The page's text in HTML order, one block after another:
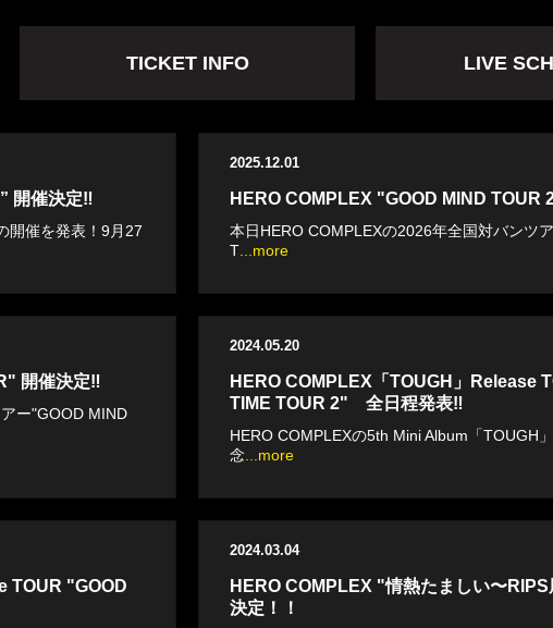
TICKET INFO LIVE
開催決定‼︎
開催を発表！9月27
2025.12.01
HERO COMPLEX "GOOD MIND TOUR
本日HERO COMPLEXの2026年全国対バンツ
T ...more
開催決定‼︎
ー"GOOD MIND
2024.05.20
HERO COMPLEX「TOUGH」Release
TIME TOUR 2" 全日程発表‼︎
HERO COMPLEXの5th Mini Album「TOUGH
念 ...more
TOUR "GOOD
2024.03.04
HERO COMPLEX "情熱たましい〜
決定！！